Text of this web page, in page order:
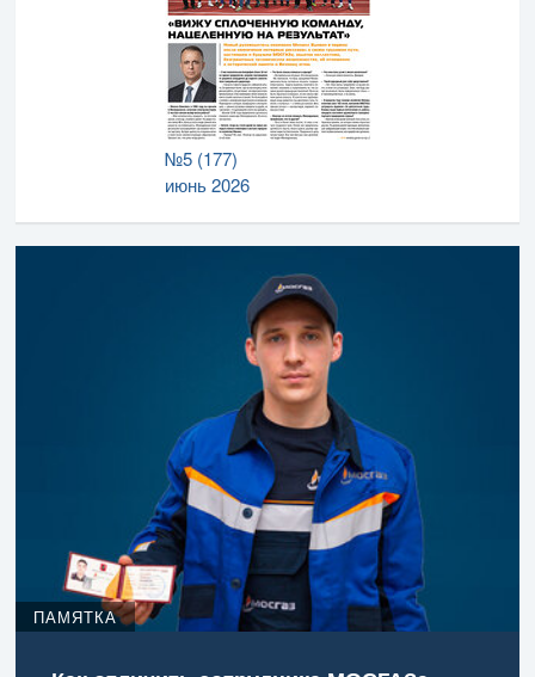
№5 (177)
июнь 2026
ПАМЯТКА